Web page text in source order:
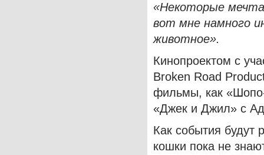
«Некоторые
вот мне намного
животное».
Кинопроектом с
Broken Road
фильмы, как
«Джек и Джил» с
Как события будут
кошки пока не